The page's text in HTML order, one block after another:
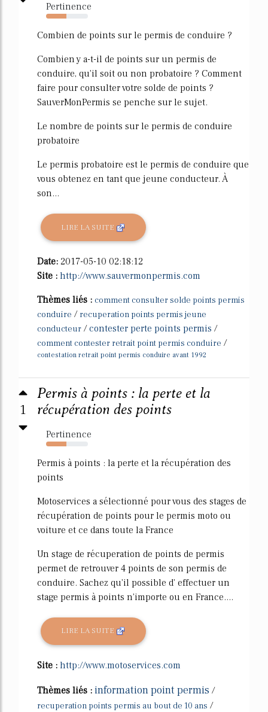
Pertinence
49%
Combien de points sur le permis de conduire ?
Combien y a-t-il de points sur un permis de
conduire, qu'il soit ou non probatoire ? Comment
faire pour consulter votre solde de points ?
SauverMonPermis se penche sur le sujet.
Le nombre de points sur le permis de conduire
probatoire
Le permis probatoire est le permis de conduire que
vous obtenez en tant que jeune conducteur. À
son...
LIRE LA SUITE
Date: 2017-05-10 02:18:12
Site : http://www.sauvermonpermis.com
Thèmes liés : comment consulter solde points permis
conduire / recuperation points permis jeune
conducteur /contester perte points permis /
comment contester retrait point permis conduire /
contestation retrait point permis conduire avant 1992
1
Permis à points : la perte et la
récupération des points
Pertinence
48%
Permis à points : la perte et la récupération des
points
Motoservices a sélectionné pour vous des stages de
récupération de points pour le permis moto ou
voiture et ce dans toute la France
Un stage de récuperation de points de permis
permet de retrouver 4 points de son permis de
conduire. Sachez qu'il possible d' effectuer un
stage permis à points n'importe ou en France....
LIRE LA SUITE
Site : http://www.motoservices.com
Thèmes liés : information point permis /
recuperation points permis au bout de 10 ans /